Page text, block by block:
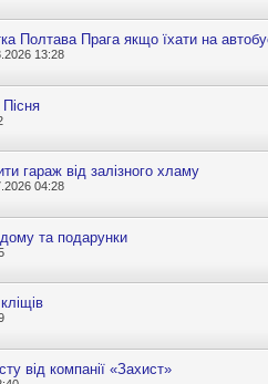
Полтава Прага якщо їхати на
13:28
гараж від залізного хламу
04:28
та подарунки
від компанії «Захист»